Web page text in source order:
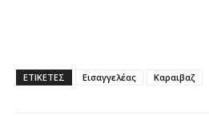
ΕΤΙΚΕΤΕΣ Εισαγγελέας Καραιβαζ